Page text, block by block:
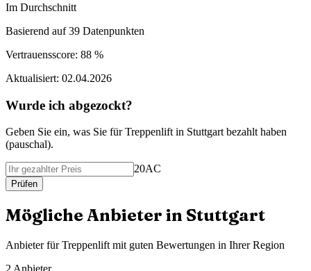
Im Durchschnitt
Basierend auf39 Datenpunkten
Vertrauensscore: 88 %
Aktualisiert: 02.04.2026
Wurde ich abgezockt?
Geben Sie ein, was Sie fürTreppenlift in Stuttgart bezahlt haben
(pauschal).
20AC
Prüfen
Mögliche Anbieter in Stuttgart
Anbieter fürTreppenlift mit guten Bewertungen in Ihrer Region